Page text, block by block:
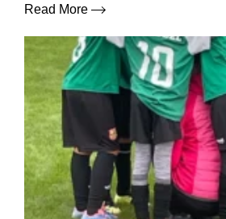
Read More